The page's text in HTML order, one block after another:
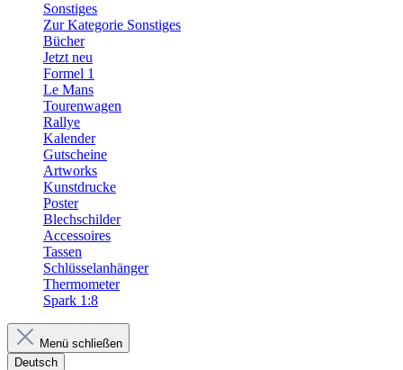
Sonstiges
Zur Kategorie Sonstiges
Bücher
Jetzt neu
Formel 1
Le Mans
Tourenwagen
Rallye
Kalender
Gutscheine
Artworks
Kunstdrucke
Poster
Blechschilder
Accessoires
Tassen
Schlüsselanhänger
Thermometer
Spark 1:8
Menü schließen
Deutsch